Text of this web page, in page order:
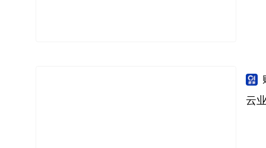
云